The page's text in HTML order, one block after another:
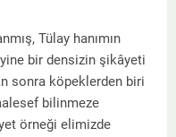
Tülay hanımın
bir densizin şikâyeti
sonra köpeklerden biri
bilinmeze
örneği elimizde